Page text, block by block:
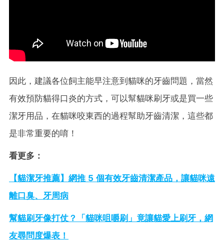
因此，建議各位飼主能早注意到貓咪的牙齒問題，當然
有效預防貓得口炎的方式，可以幫貓咪刷牙或是買一些
潔牙用品，在貓咪咬東西的過程幫助牙齒清潔，這些都
是非常重要的唷！
看更多：
【貓潔牙推薦】網推 5 個有效牙齒清潔產品，讓貓咪遠
離口臭、牙周病
幫貓刷牙像打仗？「貓咪咀嚼刷」竟讓貓愛上刷牙，網
友尋問度爆表！